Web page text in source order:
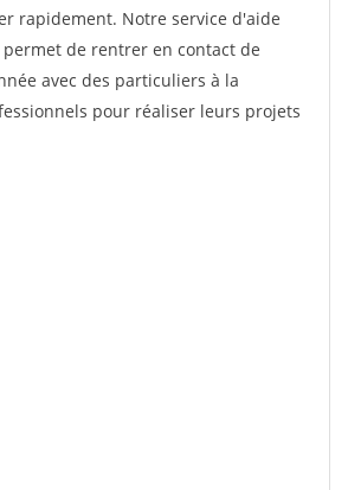
rapidement. Notre service d'aide
de rentrer en contact de
avec des particuliers à la
pour réaliser leurs projets